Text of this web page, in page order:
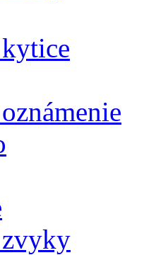
zvyky